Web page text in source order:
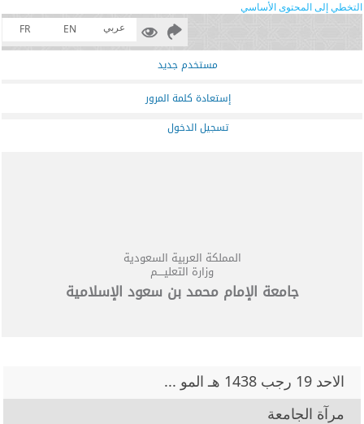
التخطي إلى المحتوى الأساسي
عربي
EN
FR
مستخدم جديد
إستعادة كلمة المرور
تسجيل الدخول
المملكة العربية السعودية
وزارة التعليــــم
جامعة الإمام محمد بن سعود الإسلامية
مرآة الجامعة
الاحد 19 رجب 1438 هـ المو ...